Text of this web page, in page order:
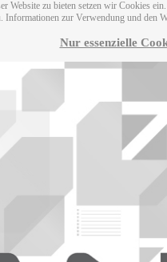
Website zu bieten setzen wir Cookies
Informationen zur Verwendung und den
Nur essenzielle